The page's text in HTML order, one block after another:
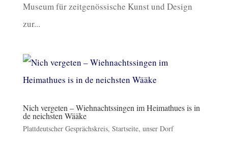
Museum für zeitgenössische Kunst und Design
zur...
Nich vergeten – Wiehnachtssingen im Heimathues is in
de neichsten Wääke
Plattdeutscher Gesprächskreis, Startseite, unser Dorf